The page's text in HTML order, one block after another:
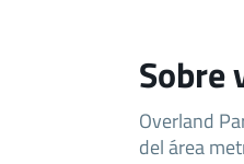
Sobre
Overland
del área